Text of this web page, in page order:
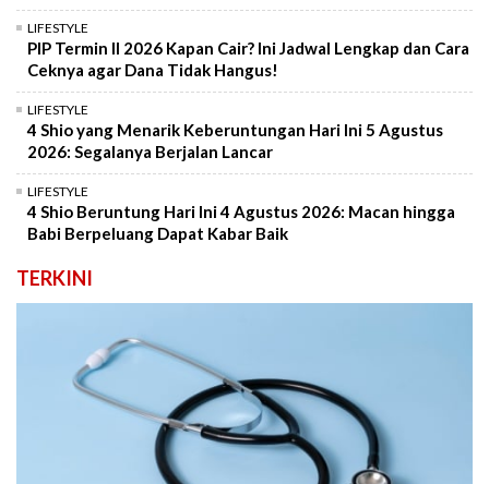
LIFESTYLE
PIP Termin II 2026 Kapan Cair? Ini Jadwal Lengkap dan Cara
Ceknya agar Dana Tidak Hangus!
LIFESTYLE
4 Shio yang Menarik Keberuntungan Hari Ini 5 Agustus
2026: Segalanya Berjalan Lancar
LIFESTYLE
4 Shio Beruntung Hari Ini 4 Agustus 2026: Macan hingga
Babi Berpeluang Dapat Kabar Baik
TERKINI